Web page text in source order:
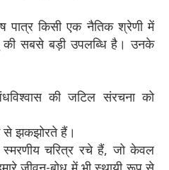
किसी एक नैतिक श्रेणी में
सबसे बड़ी उपलब्धि है। उनके
की जटिल संरचना को
से झकझोरते हैं।
चरित्र रचे हैं, जो केवल